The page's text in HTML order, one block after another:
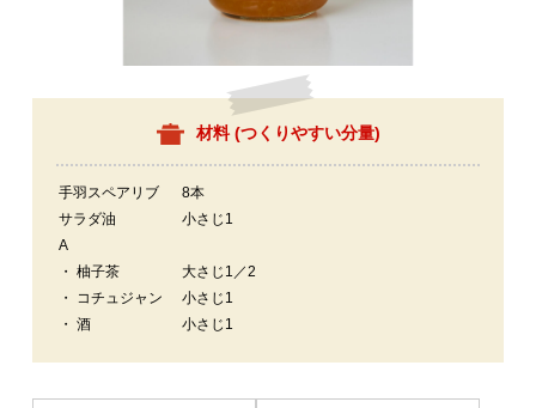
材料 (つくりやすい分量)
手羽スペアリブ
8本
サラダ油
小さじ1
A
・ 柚子茶
大さじ1／2
・ コチュジャン
小さじ1
・ 酒
小さじ1